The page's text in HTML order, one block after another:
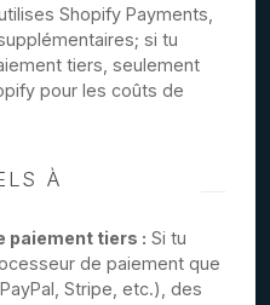
Shopify Payments,
si tu
tiers, seulement
pour les coûts de
À
paiement tiers : Si tu
de paiement que
Stripe, etc.), des